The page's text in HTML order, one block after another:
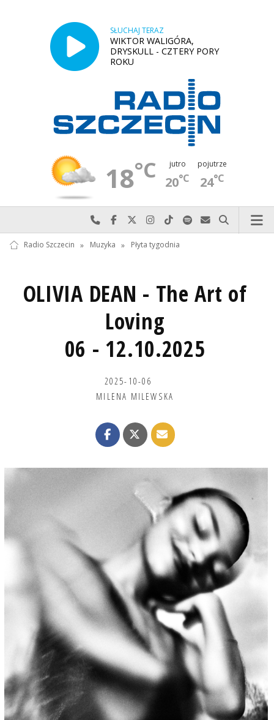
SŁUCHAJ TERAZ
WIKTOR WALIGÓRA,
DRYSKULL - CZTERY PORY
ROKU
18°C jutro
20°C
pojutrze
24°C
Najlepiej po prostu do nas zadzwoń
Odwiedź nas na Facebook-u
Odwiedź nas na X
Odwiedź nas na Instagram-ie
Odwiedź nas na TikTok-u
Szukaj nas na Spotify
Wyślij do nas
Szukaj
Radio Szczecin » Muzyka » Płyta tygodnia
OLIVIA DEAN - The Art of
Loving
06 - 12.10.2025
2025-10-06
MILENA MILEWSKA